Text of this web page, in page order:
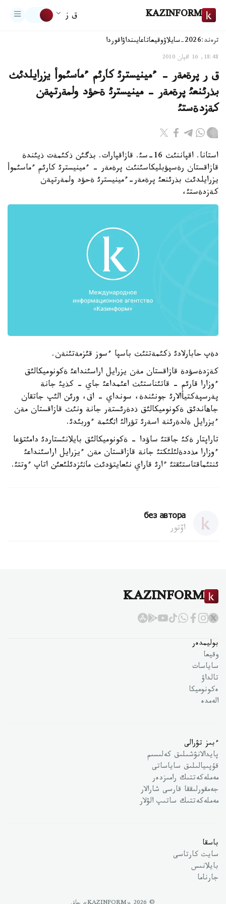
KAZINFORM ق ز
ترەند:2026-سايلاۋ وقيعاتاعايىنداۋاقوردا
18:48, 16 اقپان 2010
ق ر پرةمةر - ءمينيسترئ كارئم ءماسئموأ يزرايلدئث
بذرئنعئ پرةمةر - مينيسترئ ةحؤد ولمةرتپةن
كةزدةستئ
استانا. اقپاننئث 16-سئ. قازاقپارات. بذگئن ذكئمةت ذيئندة
قازاقستان رةسپؤبليكاسئنئث پرةمةر - ءمينيسترئ كارئم ءماسئموأ
يزرايلدئث بذرئنعئ پرةمةر-ءمينيسترئ ةحؤد ولمةرتپةن
كةزدةستئ،
دةپ حابارلادئ ذكئمةتتئث باسپا ءسوز قئزمةتئنةن.
كةزدةسؤدة قازاقستان مةن يزرايل اراسئنداعئ ةكونوميكالئق
ءوزارا قارئم - قاتئناستئث اعئمداعئ جاي - كذيئ جانة
پةرسپةكتيأالارئ جونئندة، سونداي - اق، ورئن الئپ جاتقان
جاهاندئق ةكونوميكالئق ذدةرئستةر جانة ونئث قازاقستان مةن
ءيزرايل ةلدةرئنة اسةرئ تؤرالئ اثگئمة ءوربئدئ.
تاراپتار ةكئ جاقتئ ساؤدا - ةكونوميكالئق بايلانئستاردئ دامئتؤعا
ءوزارا مذددةلئلئكتئ جانة قازاقستان مةن ءيزرايل اراسئنداعئ
ئنتئماقتاستئقتئ ءارئ قاراي نئعايتؤدئث ماثئزدئلئعئن اتاپ ءوتتئ.
без автора
اۆتور
KAZINFORM
بوليمدەر
وقيعا
ساياسات
تالداۋ
ەكونوميكا
الەمدە
ءبىز تۋرالى
پايدالانۋشىلىق كەلىسىم
قۇپىيالىلىق ساياساتى
مەملەكەتتىك رامىزدەر
جەمقورلىققا قارسى شارالار
مەملەكەتتىك ساتىپ الۋلار
باسقا
سايت كارتاسى
بايلانىس
جارناما